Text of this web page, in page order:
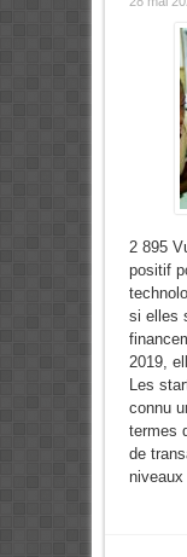
2 895
positif
si elles
2019,
Les
connu
termes
de
niveaux